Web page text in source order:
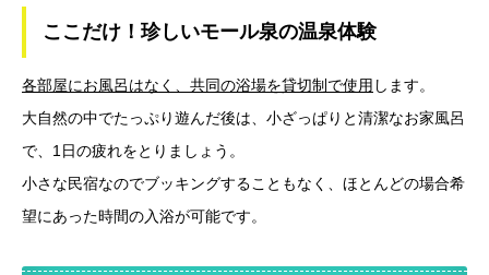
ここだけ！珍しいモール泉の温泉体験
各部屋にお風呂はなく、共同の浴場を貸切制で使用 します。
大自然の中でたっぷり遊んだ後は、小ざっぱりと清潔なお家風呂
で、1日の疲れをとりましょう。
小さな民宿なのでブッキングすることもなく、ほとんどの場合希
望にあった時間の入浴が可能です。